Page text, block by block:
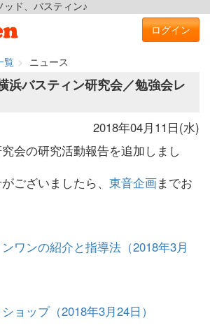
ッド、バスティン♪
ログイン
覧
ニュース
浜バスティン研究会／勉強会レ
2018年04月11日(水)
会の研究活動報告を追加しまし
ございましたら、 東音企画までお
ワンの紹介と指導法（2018年3月
ョップ（2018年3月24日）